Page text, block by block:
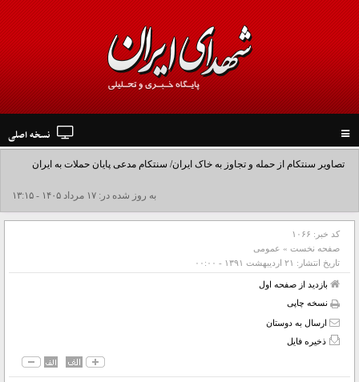
navigation
نسخه اصلی
تصاویر سنتکام از حمله و تجاوز به خاک ایران/ سنتکام مدعی پایان حملات به ایران
شد+فیلم به روز شده در: ۱۷ مرداد ۱۴۰۵ - ۱۳:۱۵
کد خبر: ۱۰۶۶
صفحه نخست » عمومی
تاریخ انتشار: ۲۱ ارديبهشت ۱۳۹۱ - ۰۰:۰۰
بازدید از صفحه اول
نسخه چاپی
ارسال به دوستان
ذخیره فایل